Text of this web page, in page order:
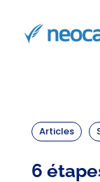
Articles
6